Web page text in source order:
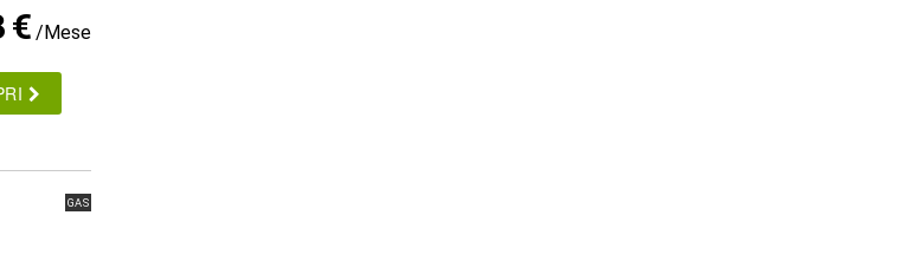
€ /Mese
GAS